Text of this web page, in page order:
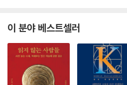
이 분야 베스트셀러